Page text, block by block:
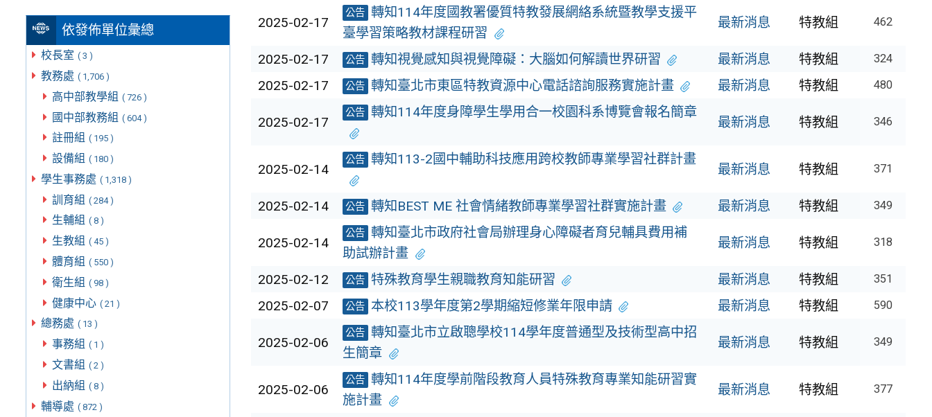
依發佈單位彙總
校長室 ( 3 )
教務處 ( 1,706 )
高中部教學組 ( 726 )
國中部教務組 ( 604 )
註冊組 ( 195 )
設備組 ( 180 )
學生事務處 ( 1,318 )
訓育組 ( 284 )
生輔組 ( 8 )
生教組 ( 45 )
體育組 ( 550 )
衛生組 ( 98 )
健康中心 ( 21 )
總務處 ( 13 )
事務組 ( 1 )
文書組 ( 2 )
出納組 ( 8 )
輔導處 ( 872 )
2025-02-17
公告 轉知114年度國教署優質特教發展網絡系統暨教學支援平
臺學習策略教材課程研習
最新消息 特教組 462
2025-02-17 公告 轉知視覺感知與視覺障礙：大腦如何解讀世界研習 最新消息 特教組 324
2025-02-17 公告 轉知臺北市東區特教資源中心電話諮詢服務實施計畫 最新消息 特教組 480
2025-02-17
公告 轉知114年度身障學生學用合一校園科系博覽會報名簡章
最新消息 特教組 346
2025-02-14
公告 轉知113-2國中輔助科技應用跨校教師專業學習社群計畫
最新消息 特教組 371
2025-02-14 公告 轉知BEST ME 社會情緒教師專業學習社群實施計畫 最新消息 特教組 349
2025-02-14
公告 轉知臺北市政府社會局辦理身心障礙者育兒輔具費用補
助試辦計畫
最新消息 特教組 318
2025-02-12 公告 特殊教育學生親職教育知能研習 最新消息 特教組 351
2025-02-07 公告 本校113學年度第2學期縮短修業年限申請 最新消息 特教組 590
2025-02-06
公告 轉知臺北市立啟聰學校114學年度普通型及技術型高中招
生簡章
最新消息 特教組 349
2025-02-06
公告 轉知114年度學前階段教育人員特殊教育專業知能研習實
施計畫
最新消息 特教組 377